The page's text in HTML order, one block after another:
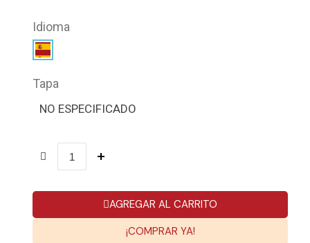
Idioma
Tapa
NO ESPECIFICADO
AGREGAR AL CARRITO
¡COMPRAR YA!